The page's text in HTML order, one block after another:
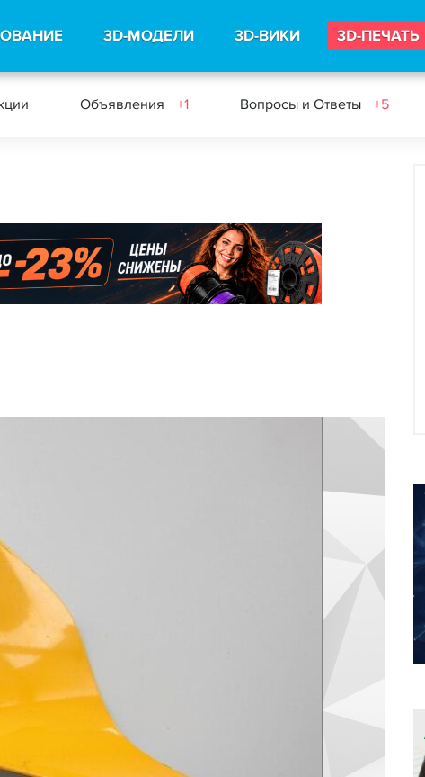
3D-МОДЕЛИ 3D-ВИКИ 3D-ПЕЧАТЬ
Объявления +1 Вопросы и Ответы +5